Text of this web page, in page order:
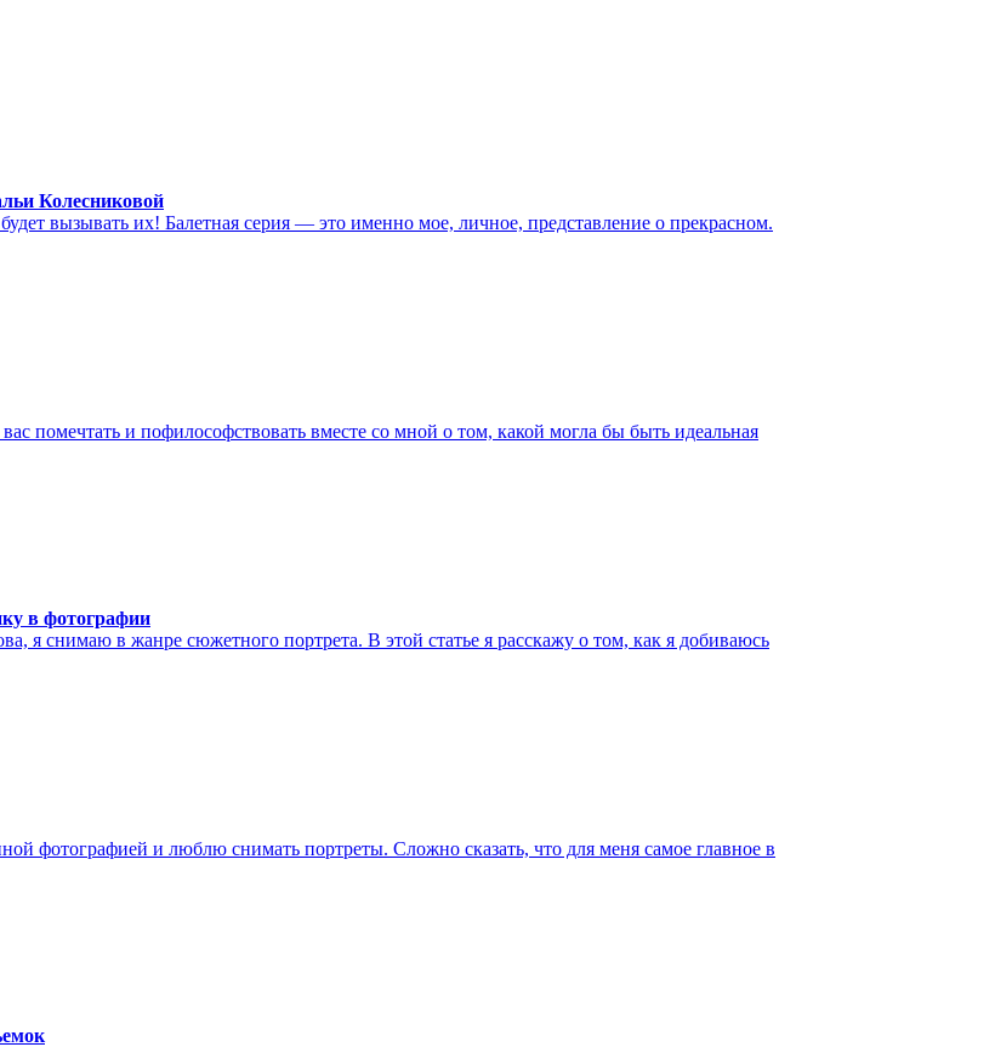
Колесниковой
вызывать их! Балетная серия — это именно мое, личное, представление о прекрасном.
помечтать и пофилософствовать вместе со мной о том, какой могла бы быть идеальная
в фотографии
я снимаю в жанре сюжетного портрета. В этой статье я расскажу о том, как я добиваюсь
фотографией и люблю снимать портреты. Сложно сказать, что для меня самое главное в